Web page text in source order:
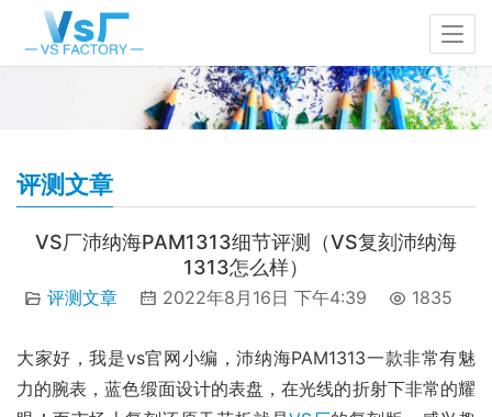
评测文章
VS厂沛纳海PAM1313细节评测（VS复刻沛纳海
1313怎么样）
评测文章 2022年8月16日 下午4:39 1835
大家好，我是vs官网小编，沛纳海PAM1313一款非常有魅
力的腕表，蓝色缎面设计的表盘，在光线的折射下非常的耀